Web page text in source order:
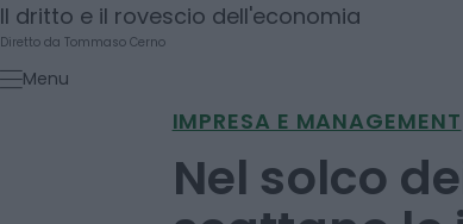
Il dritto e il rovescio dell'economia
Diretto da Tommaso Cerno
Menu